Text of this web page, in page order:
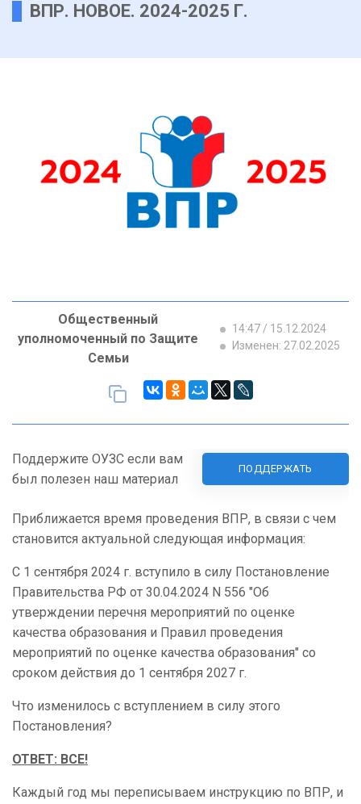
ВПР. НОВОЕ. 2024-2025 Г.
Общественный
уполномоченный по Защите
Семьи
14:47 / 15.12.2024
Изменен: 27.02.2025
Поддержите ОУЗС если вам
был полезен наш материал
ПОДДЕРЖАТЬ
Приближается время проведения ВПР, в связи с чем
становится актуальной следующая информация:
С 1 сентября 2024 г. вступило в силу Постановление
Правительства РФ от 30.04.2024 N 556 "Об
утверждении перечня мероприятий по оценке
качества образования и Правил проведения
мероприятий по оценке качества образования" со
сроком действия до 1 сентября 2027 г.
Что изменилось с вступлением в силу этого
Постановления?
ОТВЕТ: ВСЕ!
Каждый год мы переписываем инструкцию по ВПР, и